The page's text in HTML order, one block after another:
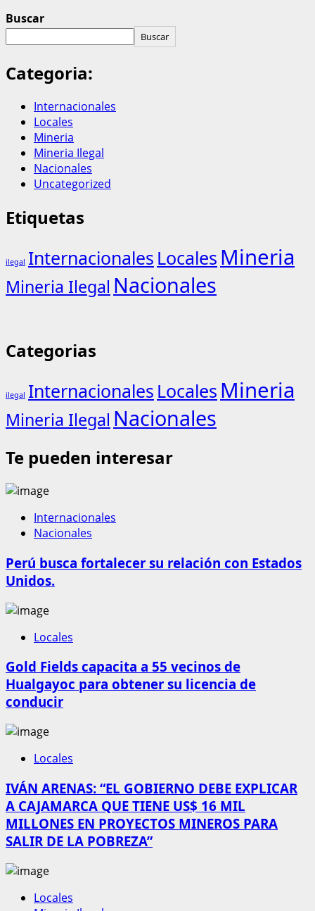
Buscar
Buscar
Categoria:
Internacionales
Locales
Mineria
Mineria Ilegal
Nacionales
Uncategorized
Etiquetas
ilegal Internacionales Locales Mineria
Mineria Ilegal Nacionales
Categorias
ilegal Internacionales Locales Mineria
Mineria Ilegal Nacionales
Te pueden interesar
Internacionales
Nacionales
Perú busca fortalecer su relación con Estados
Unidos.
Locales
Gold Fields capacita a 55 vecinos de
Hualgayoc para obtener su licencia de
conducir
Locales
IVÁN ARENAS: “EL GOBIERNO DEBE EXPLICAR
A CAJAMARCA QUE TIENE US$ 16 MIL
MILLONES EN PROYECTOS MINEROS PARA
SALIR DE LA POBREZA”
Locales